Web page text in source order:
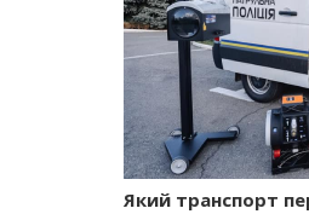
Який транспорт